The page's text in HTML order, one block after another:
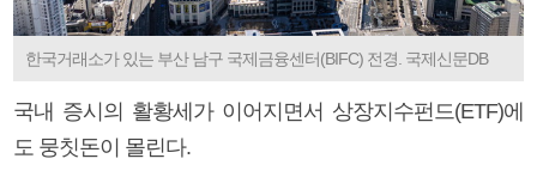
한국거래소가 있는 부산 남구 국제금융센터(BIFC) 전경. 국제신문DB
국내 증시의 활황세가 이어지면서 상장지수펀드(ETF)에
도 뭉칫돈이 몰린다.